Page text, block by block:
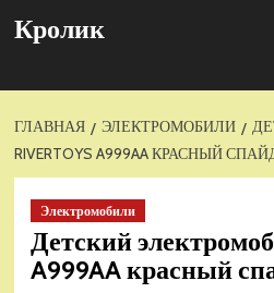
Кролик
ГЛАВНАЯ ЭЛЕКТРОМОБИЛИ
RIVERTOYS A999AA КРАСНЫЙ
Электромобили
Детский
A999AA красный